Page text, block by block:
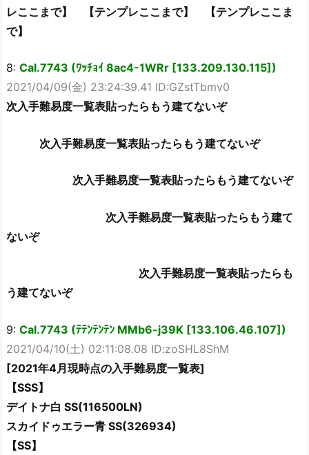
レここまで】 【テンプレここまで】 【テンプレここま
で】
8: Cal.7743 (ﾜｯﾁｮｲ 8ac4-1WRr [133.209.130.115])
2021/04/09(金) 23:24:39.41 ID:GZstTbmv0
次入手難易度一覧表貼ったらもう建てないぞ
次入手難易度一覧表貼ったらもう建てないぞ
次入手難易度一覧表貼ったらもう建てないぞ
次入手難易度一覧表貼ったらもう建て
ないぞ
次入手難易度一覧表貼ったらも
う建てないぞ
9: Cal.7743 (ﾃﾃﾝﾃﾝﾃﾝ MMb6-j39K [133.106.46.107])
2021/04/10(土) 02:11:08.08 ID:zoSHL8ShM
[2021年4月現時点の入手難易度一覧表]
【SSS】
デイトナ白 SS(116500LN)
スカイドゥエラー青 SS(326934)
【SS】